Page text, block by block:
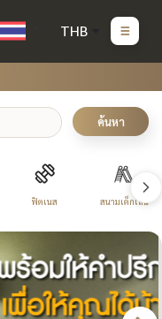
THB
ค้นหา
ฟิตเนส สนามเด็กเล่น